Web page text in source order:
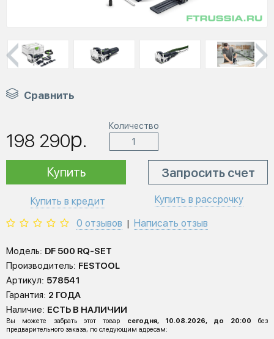
Сравнить
198 290р.
Количество
Купить Запросить счет
Купить в кредит Купить в рассрочку
0 отзывов Написать отзыв
Модель: DF 500 RQ-SET
Производитель: FESTOOL
Артикул: 578541
Гарантия: 2 ГОДА
Наличие: ЕСТЬ В НАЛИЧИИ
Вы можете забрать этот товар сегодня, 10.08.2026, до 20:00
без
предварительного заказа, по следующим адресам: